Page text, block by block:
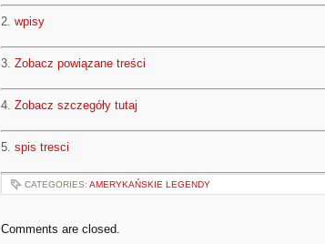
2. wpisy
3. Zobacz powiązane treści
4. Zobacz szczegóły tutaj
5. spis tresci
CATEGORIES: AMERYKAŃSKIE LEGENDY
Comments are closed.